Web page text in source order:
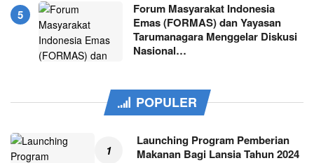
Forum Masyarakat Indonesia
Emas (FORMAS) dan Yayasan
Tarumanagara Menggelar Diskusi
Nasional…
POPULER
Launching Program Pemberian
Makanan Bagi Lansia Tahun 2024